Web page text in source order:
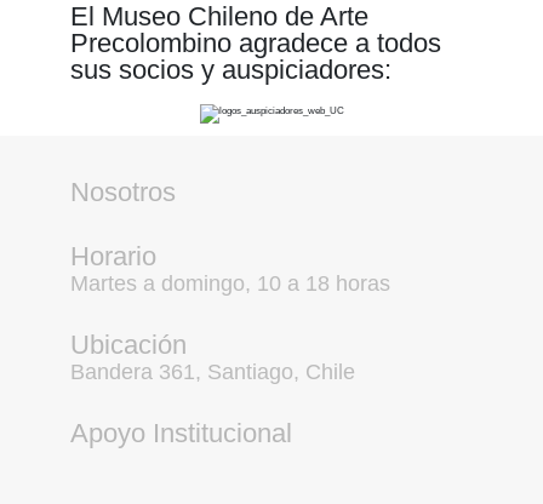
El Museo Chileno de Arte
Precolombino agradece a todos
sus socios y auspiciadores:
Nosotros
Horario
Martes a domingo, 10 a 18 horas
Ubicación
Bandera 361, Santiago, Chile
Apoyo Institucional